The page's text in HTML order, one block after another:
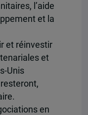
l’aide
et la
et réinvestir
et
Unis
en